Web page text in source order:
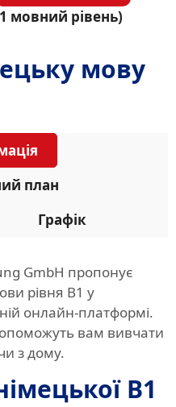
мовний рівень)
мову
план
Графік
GmbH пропонує
рівня B1 у
онлайн-платформі.
вам вивчати
з дому.
B1